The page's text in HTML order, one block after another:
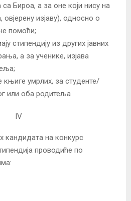
Бироа, а за оне који нису на
овјерену изјаву), односно о
помоћи;
стипендију из других јавних
а за ученике, изјава
књиге умрлих, за студенте/
или оба родитеља
IV
кандидата на конкурс
проводиће по